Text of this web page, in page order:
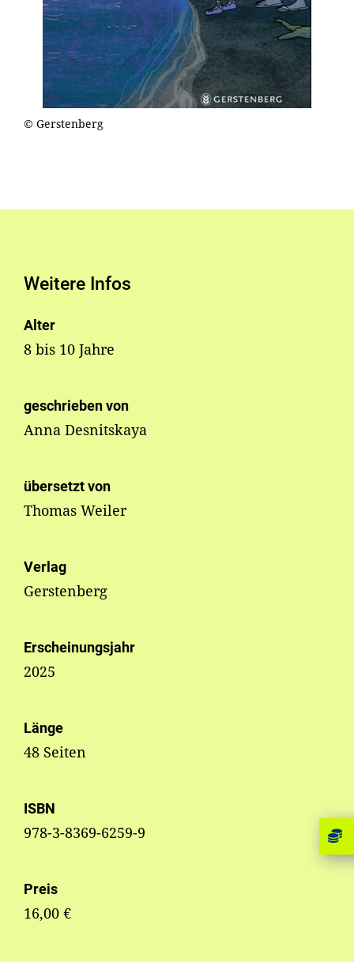
© Gerstenberg
Weitere Infos
Alter
8 bis 10 Jahre
geschrieben von
Anna Desnitskaya
übersetzt von
Thomas Weiler
Verlag
Gerstenberg
Erscheinungsjahr
2025
Länge
48 Seiten
ISBN
978-3-8369-6259-9
Preis
16,00 €